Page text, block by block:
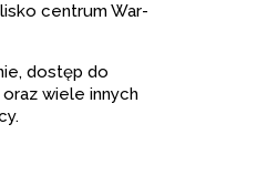
cen­trum War­
dostęp do
wiele innych